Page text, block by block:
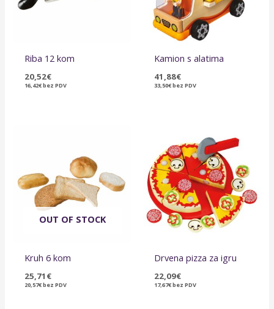
Riba 12 kom
20,52€
16,42€bez PDV
Kamion s alatima
41,88€
33,50€bez PDV
OUT OF STOCK
Kruh 6 kom
25,71 €
20,57€bez PDV
Drvena pizza za igru
22,09€
17,67€bez PDV